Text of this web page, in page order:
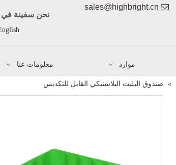
نحن سفينة في

sales@highbright.cn
موارد معلومات عنا
» صندوق البليت البلاستيكي القابل للتكديس